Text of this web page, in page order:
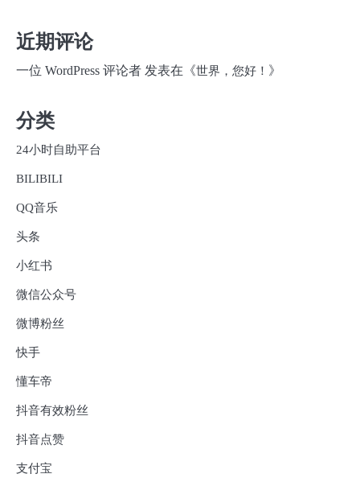
近期评论
一位 WordPress 评论者 发表在《世界，您好！ 》
分类
24小时自助平台
BILIBILI
QQ音乐
头条
小红书
微信公众号
微博粉丝
快手
懂车帝
抖音有效粉丝
抖音点赞
支付宝